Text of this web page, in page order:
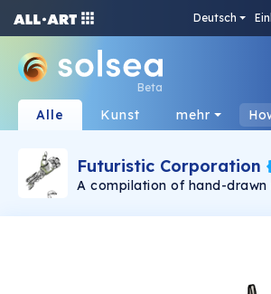
Deutsch
Beta
Alle Kunst mehr
Futuristic Corporation
A compilation of hand-
representation of each era.